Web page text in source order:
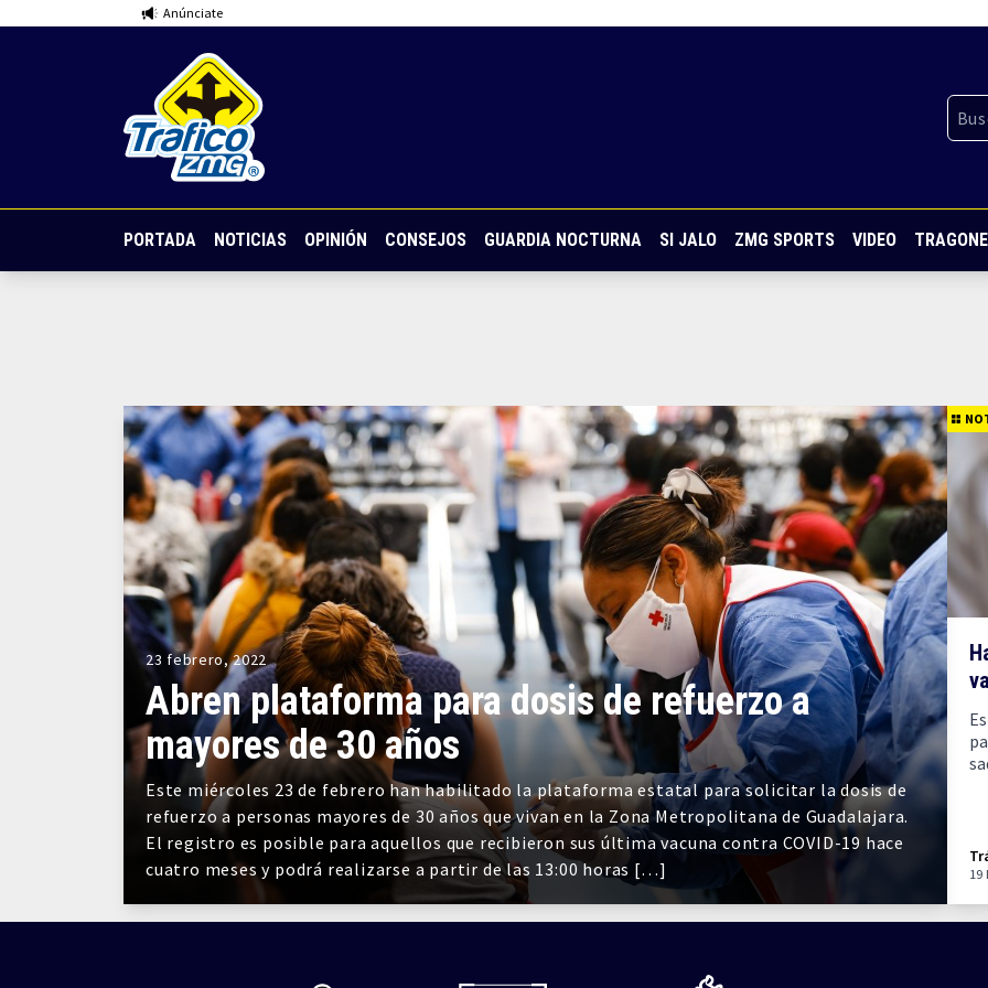
Anúnciate
PORTADA NOTICIAS OPINIÓN CONSEJOS GUARDIA NOCTURNA SI JALO ZMG SPORTS VIDEO
23 febrero, 2022
Abren plataforma para dosis de refuerzo a
mayores de 30 años
Este miércoles 23 de febrero han habilitado la plataforma estatal para solicitar la dosis de
refuerzo a personas mayores de 30 años que vivan en la Zona Metropolitana de Guadalajara.
El registro es posible para aquellos que recibieron sus última vacuna contra COVID-19 hace
cuatro meses y podrá realizarse a partir de las 13:00 horas […]
19